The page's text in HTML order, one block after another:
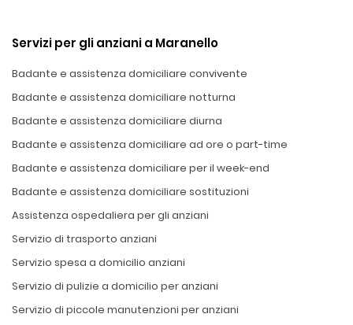
Servizi per gli anziani a Maranello
Badante e assistenza domiciliare convivente
Badante e assistenza domiciliare notturna
Badante e assistenza domiciliare diurna
Badante e assistenza domiciliare ad ore o part-time
Badante e assistenza domiciliare per il week-end
Badante e assistenza domiciliare sostituzioni
Assistenza ospedaliera per gli anziani
Servizio di trasporto anziani
Servizio spesa a domicilio anziani
Servizio di pulizie a domicilio per anziani
Servizio di piccole manutenzioni per anziani